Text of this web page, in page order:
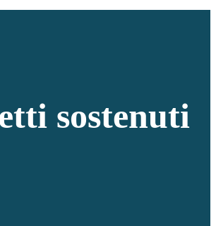
sostenuti